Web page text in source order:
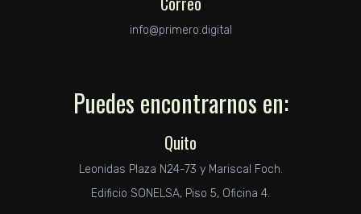
info@primero.digital
Puedes encontrarnos en:
Quito
Leonidas Plaza N24-73 y Mariscal Foch.
Edificio SONELSA, Piso 5, Oficina 4.